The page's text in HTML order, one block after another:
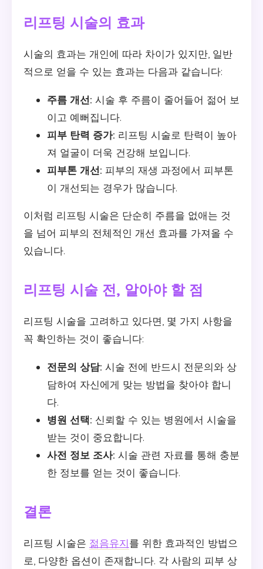
리프팅 시술의 효과
시술의 효과는 개인에 따라 차이가 있지만, 일반
적으로 얻을 수 있는 효과는 다음과 같습니다:
주름 개선: 시술 후 주름이 줄어들어 젊어 보
이고 예뻐집니다.
피부 탄력 증가: 리프팅 시술로 탄력이 높아
져 얼굴이 더욱 건강해 보입니다.
피부톤 개선: 피부의 재생 과정에서 피부톤
이 개선되는 경우가 많습니다.
이처럼 리프팅 시술은 단순히 주름을 없애는 것
을 넘어 피부의 전체적인 개선 효과를 가져올 수
있습니다.
리프팅 시술 전, 알아야 할 점
리프팅 시술을 고려하고 있다면, 몇 가지 사항을
꼭 확인하는 것이 좋습니다:
전문의 상담: 시술 전에 반드시 전문의와 상
담하여 자신에게 맞는 방법을 찾아야 합니
다.
병원 선택: 신뢰할 수 있는 병원에서 시술을
받는 것이 중요합니다.
사전 정보 조사: 시술 관련 자료를 통해 충분
한 정보를 얻는 것이 좋습니다.
결론
리프팅 시술은 젊음유지를 위한 효과적인 방법으
로, 다양한 옵션이 존재합니다. 각 사람의 피부 상